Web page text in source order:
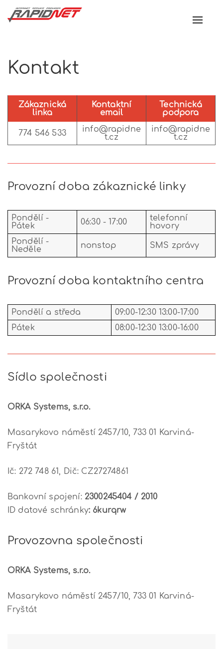
Kontakt
Zákaznická
linka
Kontaktní
email
Technická
podpora
774 546 533
info@rapidne
t.cz
info@rapidne
t.cz
Provozní doba zákaznické linky
Pondělí -
Pátek
06:30 - 17:00
telefonní
hovory
Pondělí -
Neděle
nonstop SMS zprávy
Provozní doba kontaktního centra
Pondělí a středa
09:00-12:30 13:00-17:00
Pátek
08:00-12:30 13:00-16:00
Sídlo společnosti
ORKA Systems, s.r.o.
Masarykovo náměstí 2457/10, 733 01 Karviná-
Fryštát
Ič: 272 748 61, Dič: CZ27274861
Bankovní spojení: 2300245404 / 2010
ID datové schránky: 6kurqrw
Provozovna společnosti
ORKA Systems, s.r.o.
Masarykovo náměstí 2457/10, 733 01 Karviná-
Fryštát